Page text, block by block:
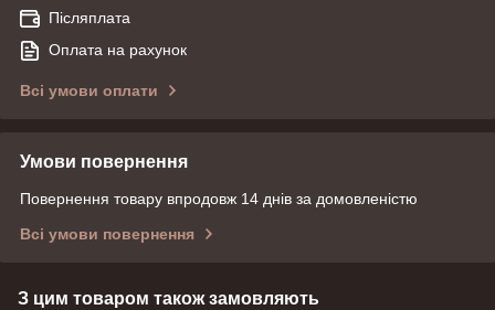
Післяплата
Оплата на рахунок
Всі умови оплати
Умови повернення
Повернення товару впродовж 14 днів за домовленістю
Всі умови повернення
З цим товаром також замовляють